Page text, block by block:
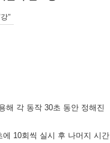
"
해 각 동작 30초 동안 정해진
10회씩 실시 후 나머지 시간